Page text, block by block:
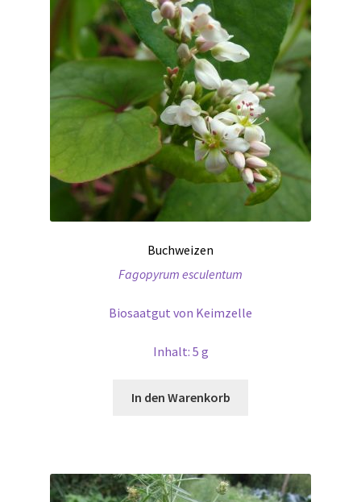
Buchweizen
Fagopyrum esculentum
Biosaatgut von Keimzelle
Inhalt: 5 g
In den Warenkorb